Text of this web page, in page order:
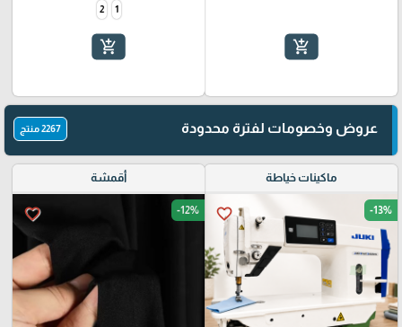
add_shopping_cart
1
2
add_shopping_cart
عروض وخصومات لفترة محدودة 2267 منتج
ماكينات خياطة
favorite_border -13%
أقمشة
favorite_border -12%